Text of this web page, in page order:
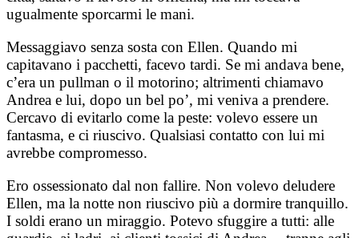
ugualmente sporcarmi le mani.
Messaggiavo senza sosta con Ellen. Quando mi
capitavano i pacchetti, facevo tardi. Se mi andava bene,
c’era un pullman o il motorino; altrimenti chiamavo
Andrea e lui, dopo un bel po’, mi veniva a prendere.
Cercavo di evitarlo come la peste: volevo essere un
fantasma, e ci riuscivo. Qualsiasi contatto con lui mi
avrebbe compromesso.
Ero ossessionato dal non fallire. Non volevo deludere
Ellen, ma la notte non riuscivo più a dormire tranquillo.
I soldi erano un miraggio. Potevo sfuggire a tutti: alle